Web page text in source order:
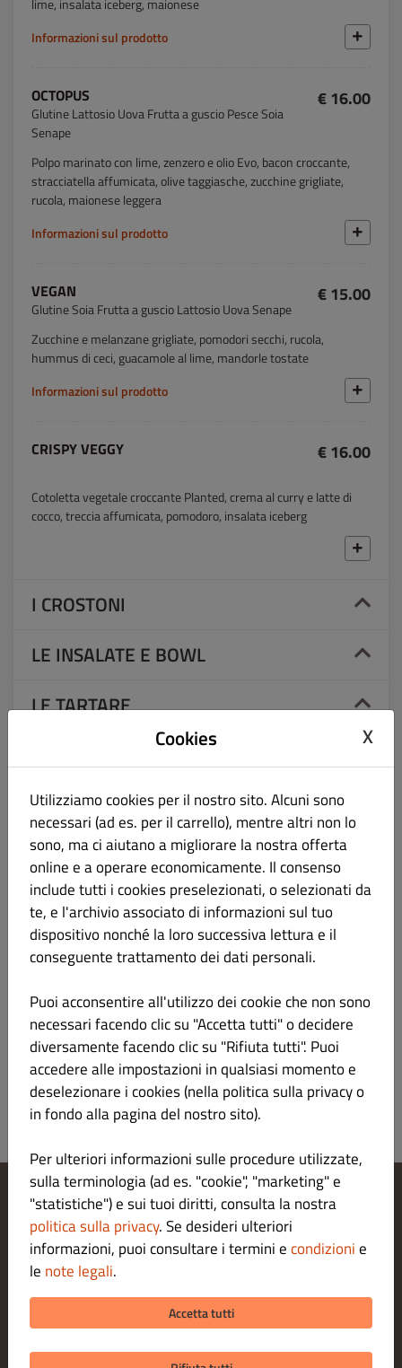
lime, insalata iceberg, maionese
Informazioni sul prodotto
OCTOPUS
Glutine Lattosio Uova Frutta a guscio Pesce Soia
Senape
€ 16.00
Polpo marinato con lime, zenzero e olio Evo, bacon croccante,
stracciatella affumicata, olive taggiasche, zucchine grigliate,
rucola, maionese leggera
Informazioni sul prodotto
VEGAN
Glutine Soia Frutta a guscio Lattosio Uova Senape
€ 15.00
Zucchine e melanzane grigliate, pomodori secchi, rucola,
hummus di ceci, guacamole al lime, mandorle tostate
Informazioni sul prodotto
CRISPY VEGGY € 16.00
Cotoletta vegetale croccante Planted, crema al curry e latte di
cocco, treccia affumicata, pomodoro, insalata iceberg
I CROSTONI
LE INSALATE E BOWL
LE TARTARE
I DOLCI
LE BEVANDE
LE BIRRE MUTTNIK
LA CANTINA - VINI ROSSI
LA CANTINA - VINI BIANCHI
LA CANTINA - BOLLICINE
Modifica le impostazioni dei cookie
Contattaci
Informativa sulla privacy
Termini e condizioni
METODI DI PAGAMENTO PER L' ASPORTO
Cookies X
Utilizziamo cookies per il nostro sito. Alcuni sono
necessari (ad es. per il carrello), mentre altri non lo
sono, ma ci aiutano a migliorare la nostra offerta
online e a operare economicamente. Il consenso
include tutti i cookies preselezionati, o selezionati da
te, e l'archivio associato di informazioni sul tuo
dispositivo nonché la loro successiva lettura e il
conseguente trattamento dei dati personali.
Puoi acconsentire all'utilizzo dei cookie che non sono
necessari facendo clic su "Accetta tutti" o decidere
diversamente facendo clic su "Rifiuta tutti". Puoi
accedere alle impostazioni in qualsiasi momento e
deselezionare i cookies (nella politica sulla privacy o
in fondo alla pagina del nostro sito).
Per ulteriori informazioni sulle procedure utilizzate,
sulla terminologia (ad es. "cookie", "marketing" e
"statistiche") e sui tuoi diritti, consulta la nostra
politica sulla privacy. Se desideri ulteriori
informazioni, puoi consultare i termini econdizionie
le note legali.
Accetta tutti